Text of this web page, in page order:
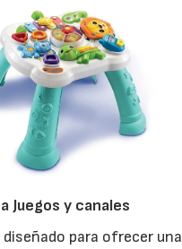
Juegos y canales
para ofrecer una